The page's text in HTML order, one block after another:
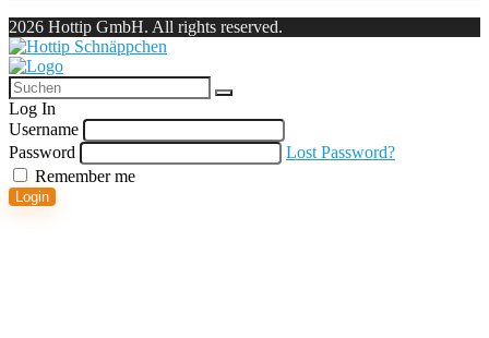
2026 Hottip GmbH. All rights reserved.
Log In
Username
Password
Lost Password?
Remember me
Login